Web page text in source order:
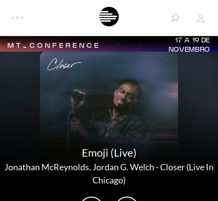
17 A 19 DE
NOVEMBRO
Emoji (Live)
Jonathan McReynolds, Jordan G. Welch-Closer (Live In
Chicago)